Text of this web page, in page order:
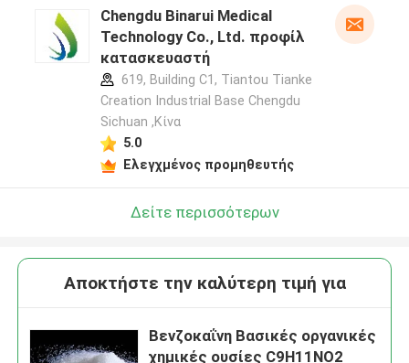
Chengdu Binarui Medical
Technology Co., Ltd. προφίλ
κατασκευαστή
619, Building C1, Tiantou Tianke
Creation Industrial Base Chengdu
Sichuan ,Κίνα
5.0
Ελεγχμένος προμηθευτής
Δείτε περισσότερων
Αποκτήστε την καλύτερη τιμή για
Βενζοκαΐνη Βασικές οργανικές
χημικές ουσίες C9H11NO2